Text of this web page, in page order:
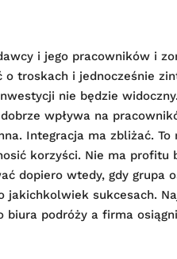
i jego pracowników i
troskach i jednocześnie
nie będzie
wpływa na
Integracja ma zbliżać. To
korzyści. Nie ma profitu
dopiero wtedy, gdy grupa
jakichkolwiek sukcesach.
biura podróży a firma